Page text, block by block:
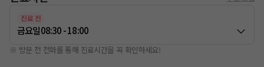
진료 전
금요일08:30 - 18:00
※ 방문 전 전화를 통해 진료시간을 꼭 확인하세요!